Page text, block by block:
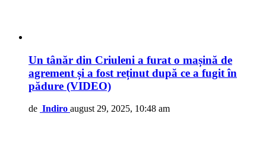
Un tânăr din Criuleni a furat o mașină de
agrement și a fost reținut după ce a fugit în
pădure (VIDEO)
de Indiro august 29, 2025, 10:48 am